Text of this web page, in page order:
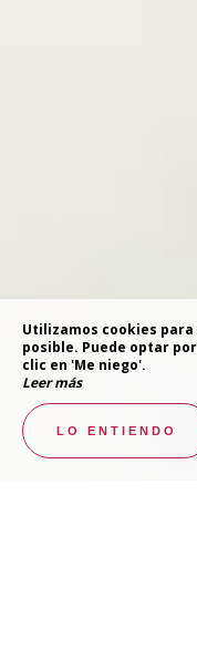
Utilizamos cookies
posible. Puede optar
clic en 'Me niego'.
Leer más
LO ENTIENDO